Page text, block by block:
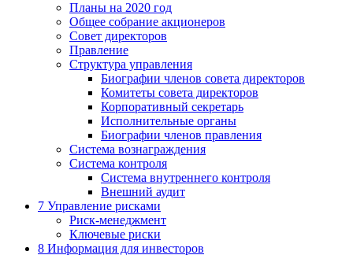
Планы на 2020 год
Общее собрание акционеров
Совет директоров
Правление
Структура управления
Биографии членов совета директоров
Комитеты совета директоров
Корпоративный секретарь
Исполнительные органы
Биографии членов правления
Система вознаграждения
Система контроля
Система внутреннего контроля
Внешний аудит
7 Управление рисками
Риск-менеджмент
Ключевые риски
8 Информация для инвесторов